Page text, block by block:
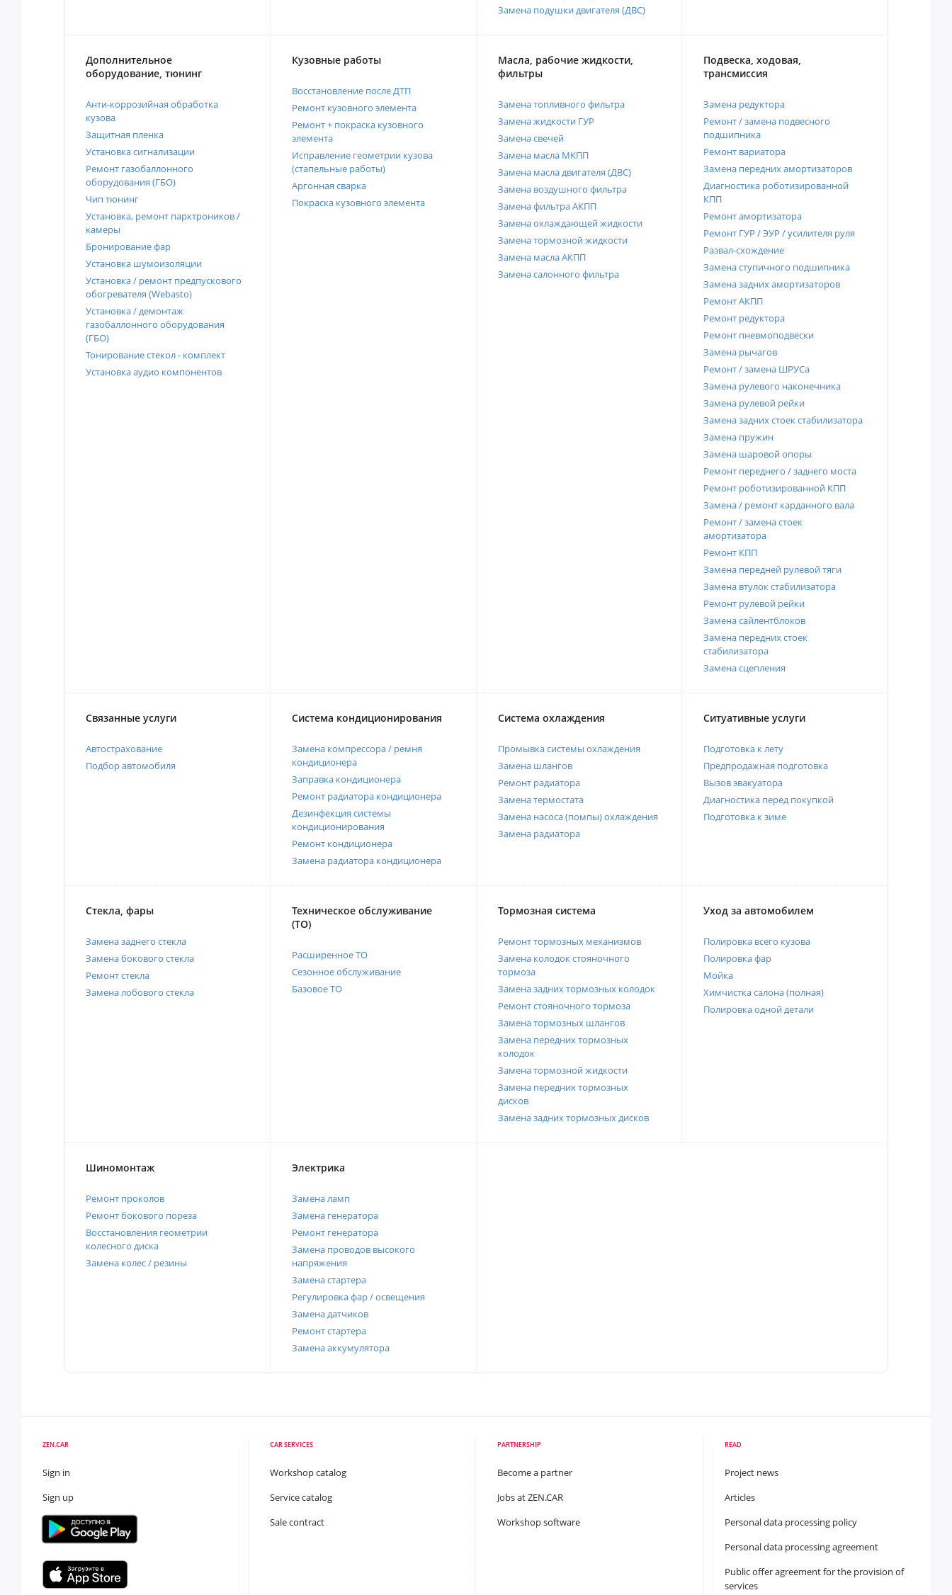
Замена подушки двигателя (ДВС)
Дополнительное
оборудование, тюнинг
Анти-коррозийная обработка
кузова
Защитная пленка
Установка сигнализации
Ремонт газобаллонного
оборудования (ГБО)
Чип тюнинг
Установка, ремонт парктроников /
камеры
Бронирование фар
Установка шумоизоляции
Установка / ремонт предпускового
обогревателя (Webasto)
Установка / демонтаж
газобаллонного оборудования
(ГБО)
Тонирование стекол - комплект
Установка аудио компонентов
Кузовные работы
Восстановление после ДТП
Ремонт кузовного элемента
Ремонт + покраска кузовного
элемента
Исправление геометрии кузова
(стапельные работы)
Аргонная сварка
Покраска кузовного элемента
Масла, рабочие жидкости,
фильтры
Замена топливного фильтра
Замена жидкости ГУР
Замена свечей
Замена масла МКПП
Замена масла двигателя (ДВС)
Замена воздушного фильтра
Замена фильтра АКПП
Замена охлаждающей жидкости
Замена тормозной жидкости
Замена масла АКПП
Замена салонного фильтра
Подвеска, ходовая,
трансмиссия
Замена редуктора
Ремонт / замена подвесного
подшипника
Ремонт вариатора
Замена передних амортизаторов
Диагностика роботизированной
КПП
Ремонт амортизатора
Ремонт ГУР / ЭУР / усилителя руля
Развал-схождение
Замена ступичного подшипника
Замена задних амортизаторов
Ремонт АКПП
Ремонт редуктора
Ремонт пневмоподвески
Замена рычагов
Ремонт / замена ШРУСа
Замена рулевого наконечника
Замена рулевой рейки
Замена задних стоек стабилизатора
Замена пружин
Замена шаровой опоры
Ремонт переднего / заднего моста
Ремонт роботизированной КПП
Замена / ремонт карданного вала
Ремонт / замена стоек
амортизатора
Ремонт КПП
Замена передней рулевой тяги
Замена втулок стабилизатора
Ремонт рулевой рейки
Замена сайлентблоков
Замена передних стоек
стабилизатора
Замена сцепления
Связанные услуги
Автострахование
Подбор автомобиля
Система кондиционирования
Замена компрессора / ремня
кондиционера
Заправка кондиционера
Ремонт радиатора кондиционера
Дезинфекция системы
кондиционирования
Ремонт кондиционера
Замена радиатора кондиционера
Система охлаждения
Промывка системы охлаждения
Замена шлангов
Ремонт радиатора
Замена термостата
Замена насоса (помпы) охлаждения
Замена радиатора
Ситуативные услуги
Подготовка к лету
Предпродажная подготовка
Вызов эвакуатора
Диагностика перед покупкой
Подготовка к зиме
Стекла, фары
Замена заднего стекла
Замена бокового стекла
Ремонт стекла
Замена лобового стекла
Техническое обслуживание
(ТО)
Расширенное ТО
Сезонное обслуживание
Базовое ТО
Тормозная система
Ремонт тормозных механизмов
Замена колодок стояночного
тормоза
Замена задних тормозных колодок
Ремонт стояночного тормоза
Замена тормозных шлангов
Замена передних тормозных
колодок
Замена тормозной жидкости
Замена передних тормозных
дисков
Замена задних тормозных дисков
Уход за автомобилем
Полировка всего кузова
Полировка фар
Мойка
Химчистка салона (полная)
Полировка одной детали
Шиномонтаж
Ремонт проколов
Ремонт бокового пореза
Восстановления геометрии
колесного диска
Замена колес / резины
Электрика
Замена ламп
Замена генератора
Ремонт генератора
Замена проводов высокого
напряжения
Замена стартера
Регулировка фар / освещения
Замена датчиков
Ремонт стартера
Замена аккумулятора
ZEN.CAR
Sign in
Sign up
CAR SERVICES
Workshop catalog
Service catalog
Sale contract
PARTNERSHIP
Become a partner
Jobs at ZEN.CAR
Workshop software
READ
Project news
Articles
Personal data processing policy
Personal data processing agreement
Public offer agreement for the provision of
services